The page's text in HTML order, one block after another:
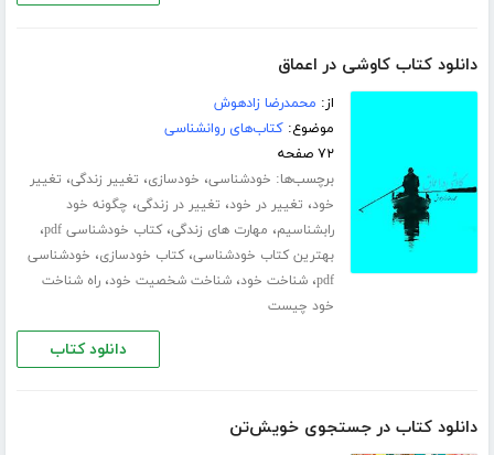
دانلود کتاب کاوشی در اعماق
از: محمدرضا زادهوش
موضوع:کتاب‌های روانشناسی
۷۲ صفحه
برچسب‌ها: خودشناسی، خودسازی، تغییر زندگی، تغییر
خود، تغییر در خود، تغییر در زندگی، چگونه خود
رابشناسیم، مهارت های زندگی،کتاب خودشناسی pdf ،
بهترین کتاب خودشناسی،کتاب خودسازی، خودشناسی
pdf،شناخت خود،شناخت شخصیت خود،راه شناخت
خود چیست
دانلود کتاب
دانلود کتاب در جستجوی خویش‌تن